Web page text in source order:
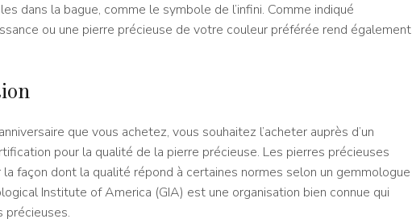
dans la bague, comme le symbole de l’infini. Comme indiqué
ou une pierre précieuse de votre couleur préférée rend également
que vous achetez, vous souhaitez l’acheter auprès d’un
pour la qualité de la pierre précieuse. Les pierres précieuses
façon dont la qualité répond à certaines normes selon un gemmologue
Institute of America (GIA) est une organisation bien connue qui
précieuses.